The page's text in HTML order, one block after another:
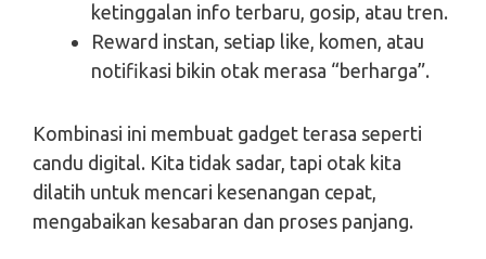
ketinggalan info terbaru, gosip, atau tren.
Reward instan, setiap like, komen, atau
notifikasi bikin otak merasa “berharga”.
Kombinasi ini membuat gadget terasa seperti
candu digital. Kita tidak sadar, tapi otak kita
dilatih untuk mencari kesenangan cepat,
mengabaikan kesabaran dan proses panjang.